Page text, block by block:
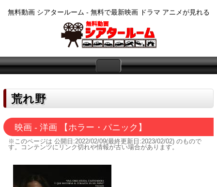
無料動画 シアタールーム - 無料で最新映画 ドラマ アニメが見れる
荒れ野
映画 - 洋画 【ホラー・パニック】
※このページは 公開日:2022/02/09(最終更新日:2023/02/02)のもので
す。コンテンツにリンク切れや情報が古い場合があります。